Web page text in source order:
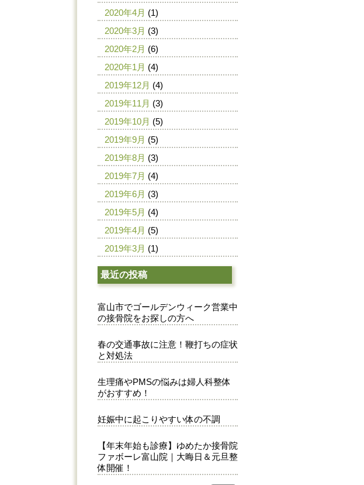
2020年4月 (1)
2020年3月 (3)
2020年2月 (6)
2020年1月 (4)
2019年12月 (4)
2019年11月 (3)
2019年10月 (5)
2019年9月 (5)
2019年8月 (3)
2019年7月 (4)
2019年6月 (3)
2019年5月 (4)
2019年4月 (5)
2019年3月 (1)
最近の投稿
富山市でゴールデンウィーク営業中
の接骨院をお探しの方へ
春の交通事故に注意！鞭打ちの症状
と対処法
生理痛やPMSの悩みは婦人科整体
がおすすめ！
妊娠中に起こりやすい体の不調
【年末年始も診療】ゆめたか接骨院
ファボーレ富山院｜大晦日＆元旦整
体開催！